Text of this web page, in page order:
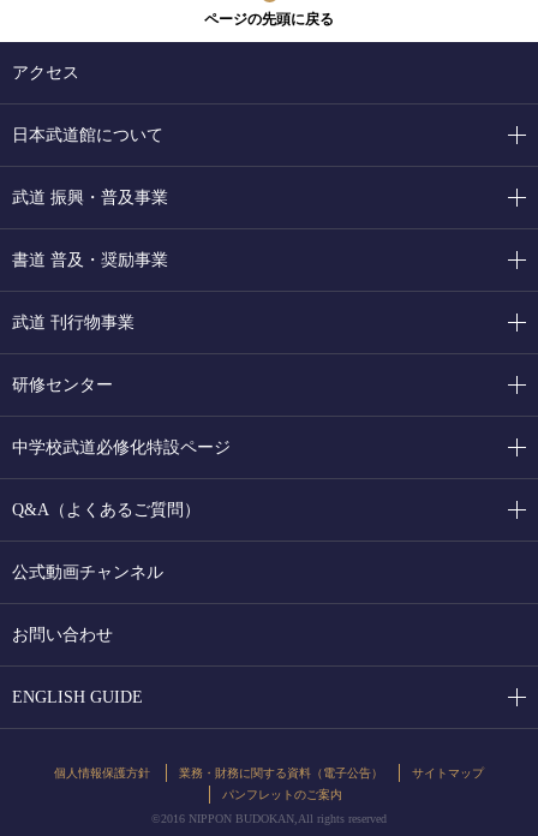
ページの先頭に戻る
アクセス
日本武道館について
武道 振興・普及事業
書道 普及・奨励事業
武道 刊行物事業
研修センター
中学校武道必修化特設ページ
Q&A（よくあるご質問）
公式動画チャンネル
お問い合わせ
ENGLISH GUIDE
個人情報保護方針 業務・財務に関する資料（電子公告）
サイトマップ
パンフレットのご案内
©2016 NIPPON BUDOKAN,All rights reserved